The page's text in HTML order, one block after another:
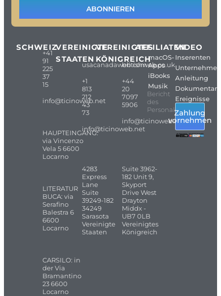
ABONNIEREN
SCHWEIZ
+41
91
225
37
15
info@ticinoweb.net
HAUPTEINGANG:
via Vincenzo
Vela 5 6600
Locarno
LITERATUR
BUCA: via
Serafino
Balestra 6
6600
Locarno
CARSILO: in
der Via
Bramantino
23 6600
Locarno
VEREINIGTE
STAATEN
usacanadaweb.com
+1
813
212
43
73
info@ticinoweb.net
4283
Express
Lane
Suite
39249-182
34249
Sarasota
Vereinigte
Staaten
VEREINIGTES
KÖNIGREICH
britishweb.co.uk
+44
20
7097
5906
info@ticinoweb.net
Suite 3962-
182 Unit 9,
Skyport
Drive West
Drayton
Middx -
UB7 0LB
Vereinigtes
Königreich
AFFILIATEN
macOS-
Apps
iBooks
Musik
Bericht
des
Personals
VIDEO
Inserenten
Unternehmen
Anleitung
Ereignisse
Zahlung
vornehmen